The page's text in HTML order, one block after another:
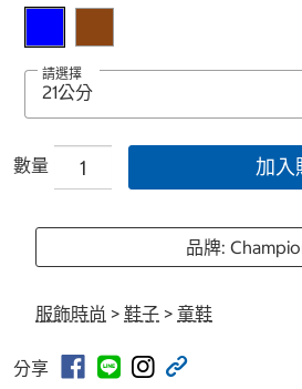
請選擇
數量 加入
品牌:
服飾時尚 > 鞋子 > 童鞋
分享